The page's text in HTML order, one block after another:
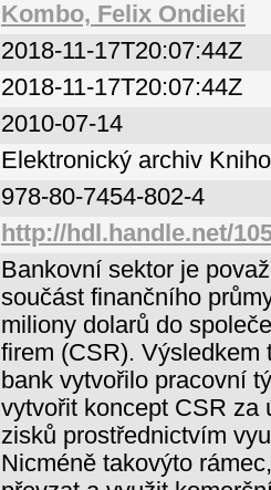
Kombo, Felix Ondieki
2018-11-17T20:07:44Z
2018-11-17T20:07:44Z
2010-07-14
Elektronický archiv
978-80-7454-802-4
http://hdl.handle.net/
Bankovní sektor je
součást finančního
miliony dolarů do
firem (CSR). Výsledkem
bank vytvořilo pracovní
vytvořit koncept CSR za
zisků prostřednictvím
Nicméně takovýto